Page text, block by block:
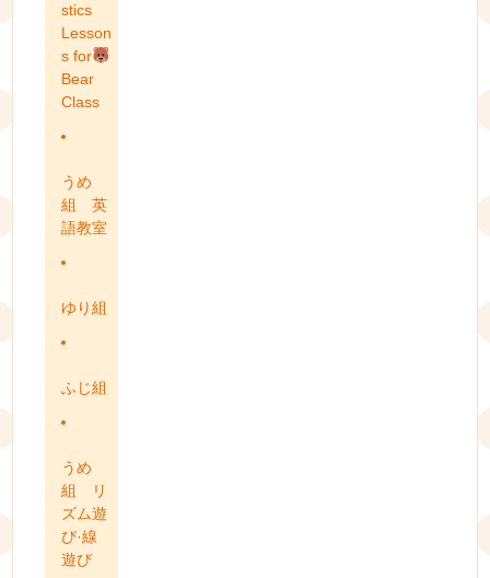
stics
Lesson
s for
Bear
Class
うめ
組 英
語教室
ゆり組
ふじ組
うめ
組 リ
ズム遊
び·線
遊び